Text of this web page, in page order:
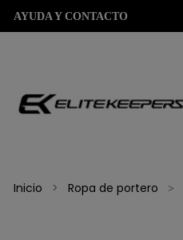
AYUDA Y CONTACTO
Inicio Ropa de portero